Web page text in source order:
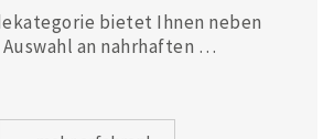
bietet Ihnen neben
an nahrhaften
Pferde!